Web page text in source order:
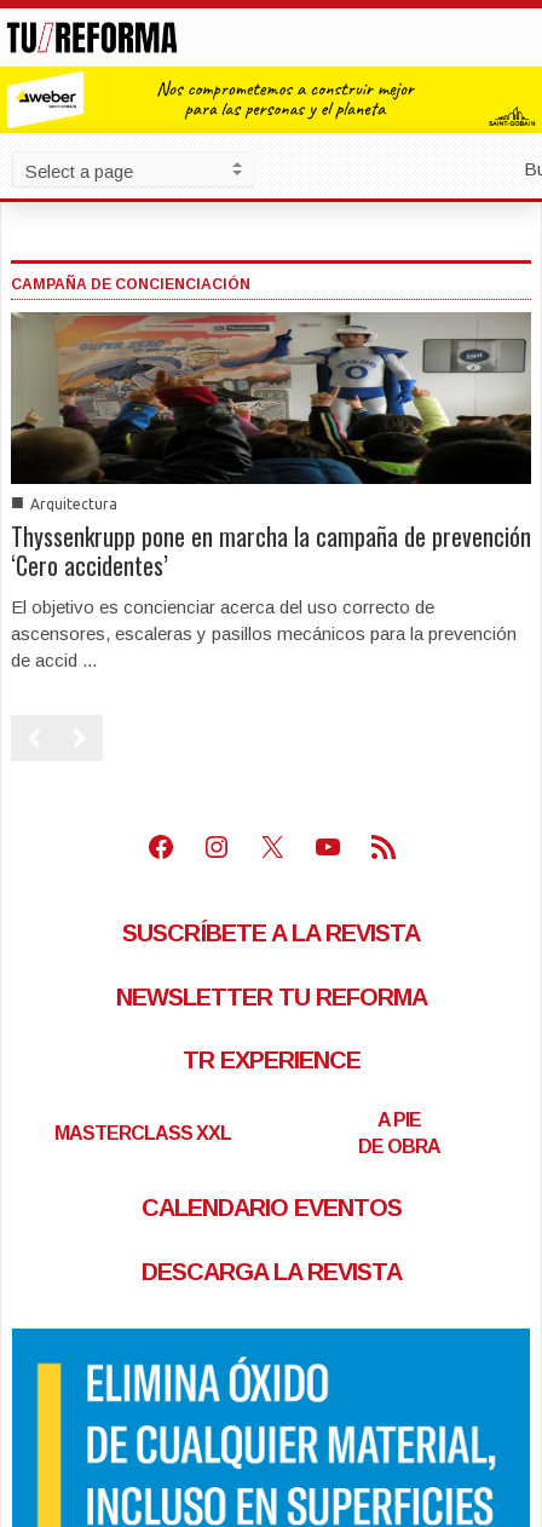
CAMPAÑA DE CONCIENCIACIÓN
■ Arquitectura
Thyssenkrupp pone en marcha la campaña de prevención
‘Cero accidentes’
El objetivo es concienciar acerca del uso correcto de
ascensores, escaleras y pasillos mecánicos para la prevención
de accid ...
Facebook
Instagram
X Youtube
Feed RSS
SUSCRÍBETE A LA REVISTA
NEWSLETTER TU REFORMA
TR EXPERIENCE
MASTERCLASS XXL
A PIE
DE OBRA
CALENDARIO EVENTOS
DESCARGA LA REVISTA